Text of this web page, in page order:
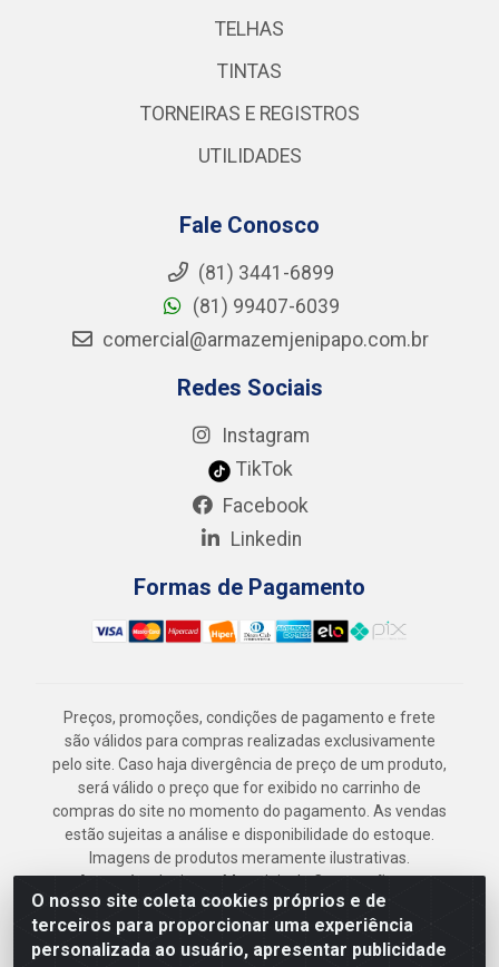
O nosso site coleta cookies próprios e de
terceiros para proporcionar uma experiência
personalizada ao usuário, apresentar publicidade
TELHAS
TINTAS
TORNEIRAS E REGISTROS
UTILIDADES
Fale Conosco
(81) 3441-6899
(81) 99407-6039
comercial@armazemjenipapo.com.br
Redes Sociais
Instagram
TikTok
Facebook
Linkedin
Formas de Pagamento
Preços, promoções, condições de pagamento e frete
são válidos para compras realizadas exclusivamente
pelo site. Caso haja divergência de preço de um produto,
será válido o preço que for exibido no carrinho de
compras do site no momento do pagamento. As vendas
estão sujeitas a análise e disponibilidade do estoque.
Imagens de produtos meramente ilustrativas.
Armazém Jenipapo Materiais de Construção em
Geral LTDA - Rua das Flores, 2691 - Guabiraba,
Recife/PE - CEP 52.291-630 - CNPJ
41.097.379/0001-